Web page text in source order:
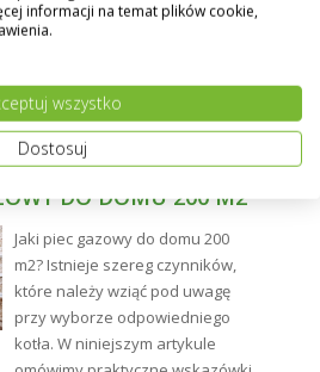
DO DOMU 200 M2
Jaki piec gazowy do domu 200
m2? Istnieje szereg czynników,
które należy wziąć pod uwagę
przy wyborze odpowiedniego
kotła. W niniejszym artykule
informacji na temat plików cookie,
wszystko
Dostosuj